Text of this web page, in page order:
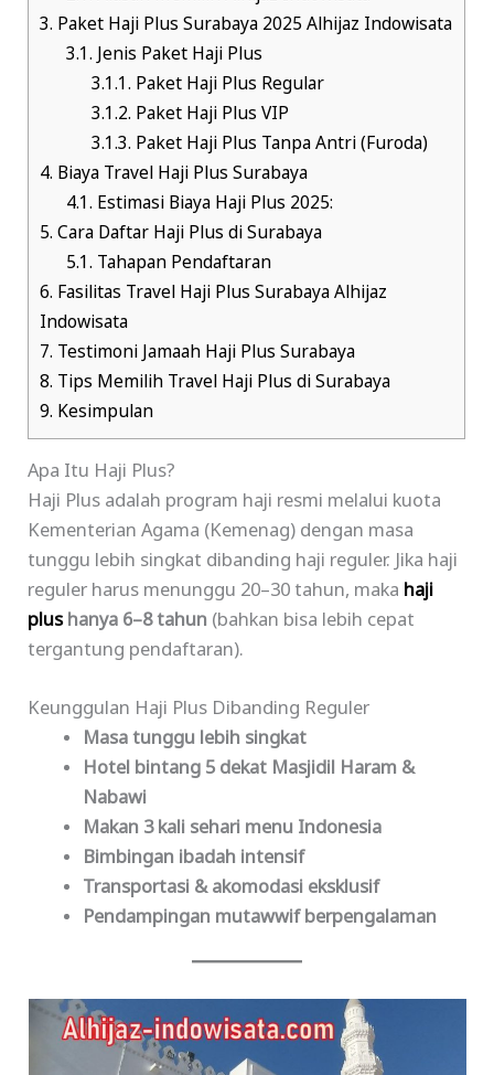
3. Paket Haji Plus Surabaya 2025 Alhijaz Indowisata
3.1. Jenis Paket Haji Plus
3.1.1. Paket Haji Plus Regular
3.1.2. Paket Haji Plus VIP
3.1.3. Paket Haji Plus Tanpa Antri (Furoda)
4. Biaya Travel Haji Plus Surabaya
4.1. Estimasi Biaya Haji Plus 2025:
5. Cara Daftar Haji Plus di Surabaya
5.1. Tahapan Pendaftaran
6. Fasilitas Travel Haji Plus Surabaya Alhijaz
Indowisata
7. Testimoni Jamaah Haji Plus Surabaya
8. Tips Memilih Travel Haji Plus di Surabaya
9. Kesimpulan
Apa Itu Haji Plus?
Haji Plus adalah program haji resmi melalui kuota
Kementerian Agama (Kemenag) dengan masa
tunggu lebih singkat dibanding haji reguler. Jika haji
reguler harus menunggu 20–30 tahun, maka haji
plushanya 6–8 tahun (bahkan bisa lebih cepat
tergantung pendaftaran).
Keunggulan Haji Plus Dibanding Reguler
Masa tunggu lebih singkat
Hotel bintang 5 dekat Masjidil Haram &
Nabawi
Makan 3 kali sehari menu Indonesia
Bimbingan ibadah intensif
Transportasi & akomodasi eksklusif
Pendampingan mutawwif berpengalaman